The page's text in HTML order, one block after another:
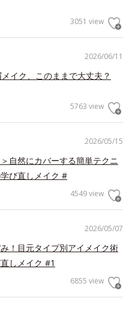
3051 view
2026/06/11
イク、このままで大丈夫？
5763 view
2026/05/15
自然にカバーする簡単テクニ
び直しメイク #
4549 view
2026/05/07
！目元タイプ別アイメイク術
しメイク #1
6855 view